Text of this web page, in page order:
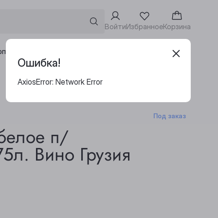
ВойтиИзбранноеКорзина
клиентам Адреса винотек
Под заказ
п/
Вино Грузия
Ошибка!
AxiosError: Network Error